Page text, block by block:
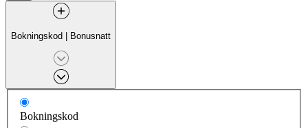
Bokningskod | Bonusnatt
Bokningskod